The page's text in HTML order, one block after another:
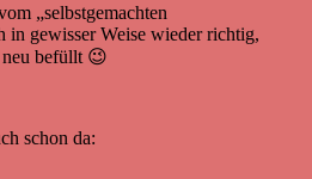
„selbstgemachten
in gewisser Weise wieder richtig,
befüllt 😉
schon da: